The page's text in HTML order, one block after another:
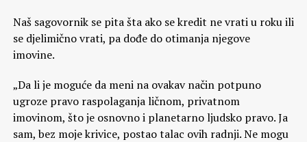
Naš sagovornik se pita šta ako se kredit ne vrati u roku ili
se djelimično vrati, pa dođe do otimanja njegove
imovine.
„Da li je moguće da meni na ovakav način potpuno
ugroze pravo raspolaganja ličnom, privatnom
imovinom, što je osnovno i planetarno ljudsko pravo. Ja
sam, bez moje krivice, postao talac ovih radnji. Ne mogu